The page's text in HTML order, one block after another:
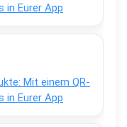
in Eurer App
Mit einem QR-
in Eurer App